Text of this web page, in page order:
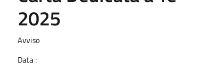
2025
Avviso
Data :